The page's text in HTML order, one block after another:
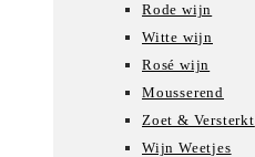
Rode wijn
Witte wijn
Rosé wijn
Mousserend
Zoet & Versterkt
Wijn Weetjes